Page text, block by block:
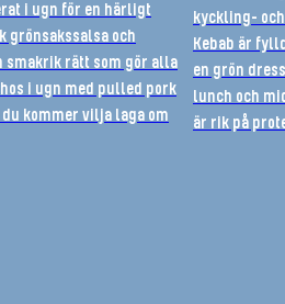
i ugn för en härligt
grönsakssalsa och
smakrik rätt som gör alla
i ugn med pulled pork
kommer vilja laga om
kyckling-
Kebab är
en grön
lunch och
är rik på